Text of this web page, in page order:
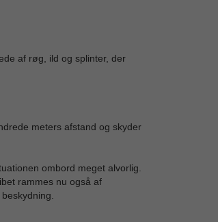
af røg, ild og splinter, der
meters afstand og skyder
ombord meget alvorlig.
rammes nu også af